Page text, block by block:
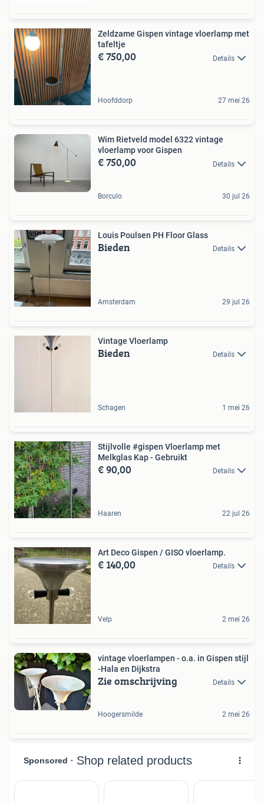
Zeldzame Gispen vintage vloerlamp met
tafeltje
€ 750,00 Details
Hoofddorp 27 mei 26
Wim Rietveld model 6322 vintage
vloerlamp voor Gispen
€ 750,00 Details
Borculo 30 jul 26
Louis Poulsen PH Floor Glass
Bieden Details
Amsterdam 29 jul 26
Vintage Vloerlamp
Bieden Details
Schagen 1 mei 26
Stijlvolle #gispen Vloerlamp met
Melkglas Kap - Gebruikt
€ 90,00 Details
Haaren 22 jul 26
Art Deco Gispen / GISO vloerlamp.
€ 140,00 Details
Velp 2 mei 26
vintage vloerlampen - o.a. in Gispen stijl
-Hala en Dijkstra
Zie omschrijving Details
Hoogersmilde 2 mei 26